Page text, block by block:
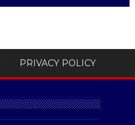
PRIVACY POLICY